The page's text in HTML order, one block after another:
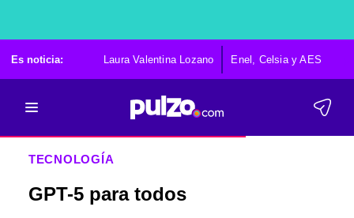
Es noticia: Laura Valentina Lozano Enel, Celsia y AES
TECNOLOGÍA
GPT-5 para todos